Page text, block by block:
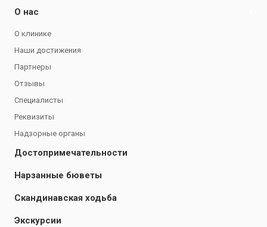
О нас
О клинике
Наши достижения
Партнеры
Отзывы
Специалисты
Реквизиты
Надзорные органы
Достопримечательности
Нарзанные бюветы
Скандинавская ходьба
Экскурсии